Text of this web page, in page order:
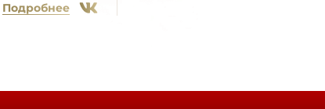
Подробнее